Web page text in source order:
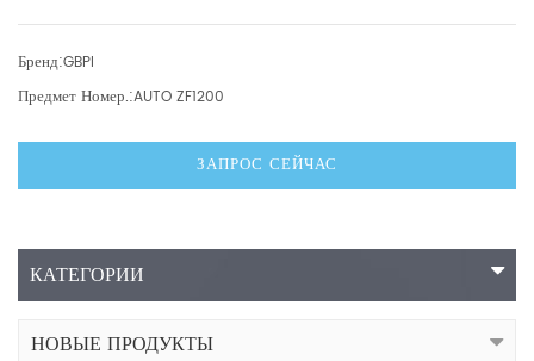
Бренд:GBPI
Предмет Номер.:AUTO ZF1200
ЗАПРОС СЕЙЧАС
КАТЕГОРИИ
НОВЫЕ ПРОДУКТЫ